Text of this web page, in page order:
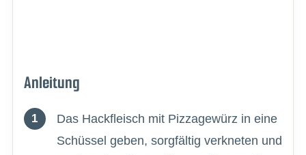
Anleitung
Das Hackfleisch mit Pizzagewürz in eine
Schüssel geben, sorgfältig verkneten und